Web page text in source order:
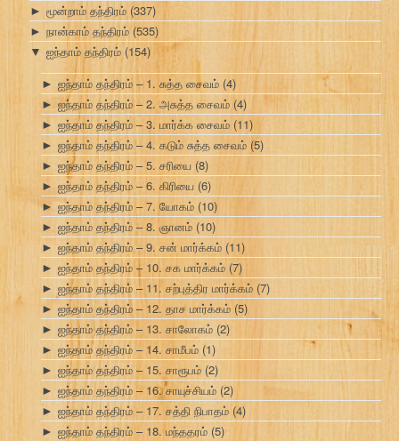
► மூன்றாம் தந்திரம் (337)
► நான்காம் தந்திரம்(535)
▼ ஐந்தாம் தந்திரம் (154)
► ஐந்தாம் தந்திரம் – 1. சுத்த சைவம் (4)
► ஐந்தாம் தந்திரம் – 2. அசுத்த சைவம் (4)
► ஐந்தாம் தந்திரம் – 3. மார்க்க சைவம் (11)
► ஐந்தாம் தந்திரம் – 4. கடும் சுத்த சைவம் (5)
► ஐந்தாம் தந்திரம் – 5. சரியை (8)
► ஐந்தாம் தந்திரம் – 6. கிரியை (6)
► ஐந்தாம் தந்திரம் – 7. யோகம் (10)
► ஐந்தாம் தந்திரம் – 8. ஞானம் (10)
► ஐந்தாம் தந்திரம் – 9. சன் மார்க்கம் (11)
► ஐந்தாம் தந்திரம் – 10. சக மார்க்கம் (7)
► ஐந்தாம் தந்திரம் – 11. சற்புத்திர மார்க்கம் (7)
► ஐந்தாம் தந்திரம் – 12. தாச மார்க்கம் (5)
► ஐந்தாம் தந்திரம் – 13. சாலோகம் (2)
► ஐந்தாம் தந்திரம் – 14. சாமீபம் (1)
► ஐந்தாம் தந்திரம் – 15. சாரூபம் (2)
► ஐந்தாம் தந்திரம் – 16. சாயுச்சியம் (2)
► ஐந்தாம் தந்திரம் – 17. சத்தி நிபாதம் (4)
► ஐந்தாம் தந்திரம் – 18. மந்ததரம் (5)